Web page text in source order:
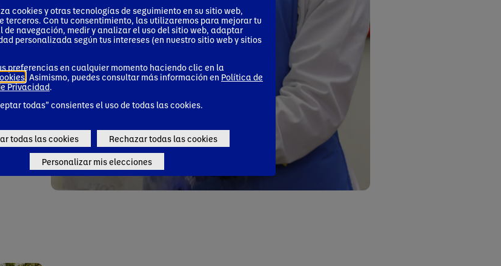
cookies y otras tecnologías de seguimiento en su sitio web,
terceros. Con tu consentimiento, las utilizaremos para mejorar tu
de navegación, medir y analizar el uso del sitio web, adaptar
personalizada según tus intereses (en nuestro sitio web y sitios
preferencias en cualquier momento haciendo clic en la
. Asimismo, puedes consultar más información en Política de
Privacidad.
todas” consientes el uso de todas las cookies.
todas las cookies Rechazar todas las cookies
Personalizar mis elecciones